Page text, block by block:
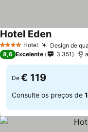
4 EstrelasHotel Design de
Hotel Eden
8,6 Excelente 3.351
De € 119
Consulte os preços de